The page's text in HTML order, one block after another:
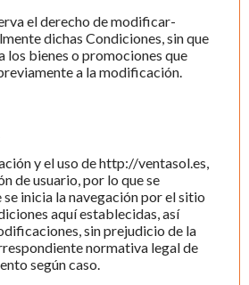
el derecho de modificar-
dichas Condiciones, sin que
los bienes o promociones que
a la modificación.
y el uso de http://ventasol.es,
de usuario, por lo que se
se inicia la navegación por el sitio
aquí establecidas, así
sin prejudicio de la
normativa legal de
según caso.